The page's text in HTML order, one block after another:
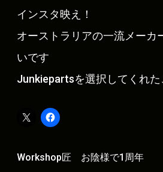
インスタ映え！
オーストラリアの一流メーカ
いです
Junkiepartsを選択してくれ
投
Workshop匠 お陰様で1周年